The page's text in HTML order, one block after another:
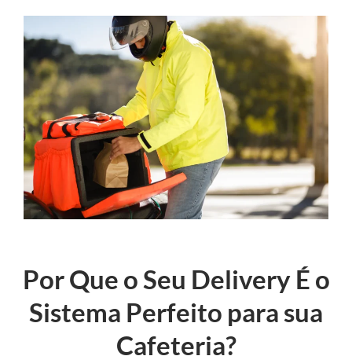
Por Que o Seu Delivery É o
Sistema Perfeito para sua
Cafeteria?